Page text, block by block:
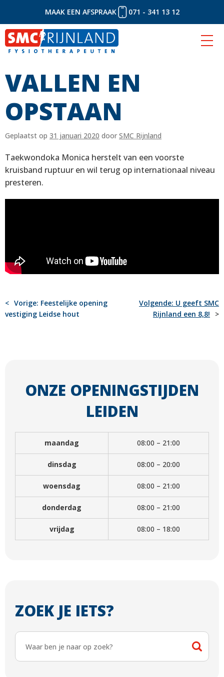
Naar
inhoud
MAAK EEN AFSPRAAK 071 - 341 13 12
VALLEN EN
OPSTAAN
Geplaatst op 31 januari 2020 door SMC Rijnland
Taekwondoka Monica herstelt van een voorste
kruisband ruptuur en wil terug op internationaal niveau
presteren.
BERICHT
Vorige: Feestelijke opening
vestiging Leidse hout
Volgende: U geeft SMC
Rijnland een 8,8!
ONZE OPENINGSTIJDEN
LEIDEN
maandag 08:00 – 21:00
dinsdag 08:00 – 20:00
woensdag 08:00 – 21:00
donderdag 08:00 – 21:00
vrijdag 08:00 – 18:00
ZOEK JE IETS?